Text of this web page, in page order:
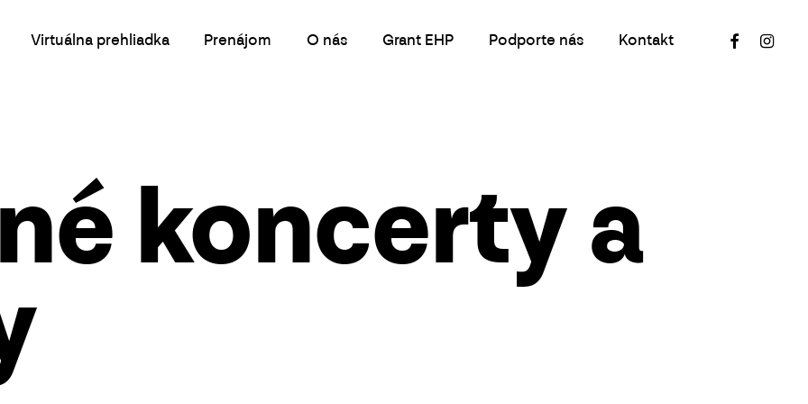
Virtuálna prehliadka Prenájom O nás Grant EHP Podporte nás Kontakt facebook
koncerty a